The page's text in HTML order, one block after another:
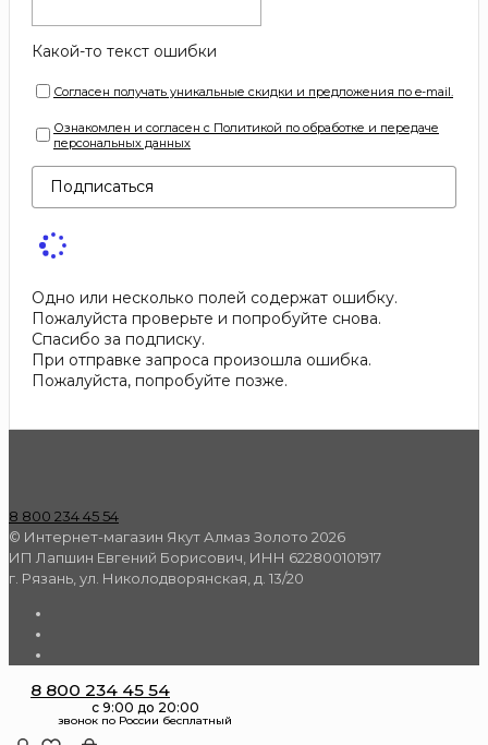
Какой-то текст ошибки
Согласен получать уникальные скидки и предложения по e-mail.
Ознакомлен и согласен с Политикой по обработке и передаче
персональных данных
Подписаться
Одно или несколько полей содержат ошибку.
Пожалуйста проверьте и попробуйте снова.
Спасибо за подписку.
При отправке запроса произошла ошибка.
Пожалуйста, попробуйте позже.
8 800 234 45 54
© Интернет-магазин Якут Алмаз Золото 2026
ИП Лапшин Евгений Борисович, ИНН 622800101917
г. Рязань, ул. Николодворянская, д. 13/20
8 800 234 45 54